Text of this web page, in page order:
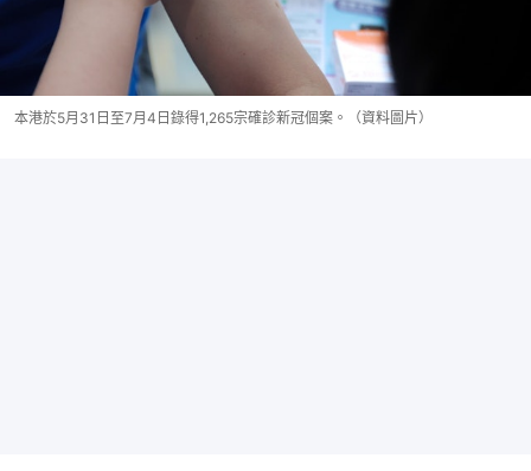
本港於5月31日至7月4日錄得1,265宗確診新冠個案。（資料圖片）